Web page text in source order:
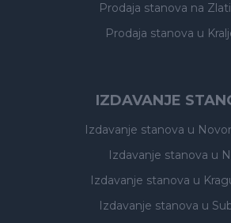
Prodaja stanova na
Prodaja stanova u
IZDAVANJE
Izdavanje stanova u
Izdavanje stanova u
Izdavanje stanova u
Izdavanje stanova u